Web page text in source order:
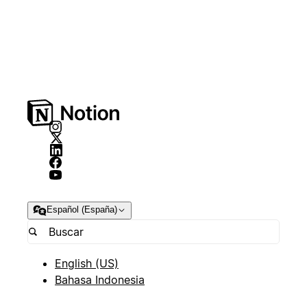
Español (España)
English (US)
Bahasa Indonesia